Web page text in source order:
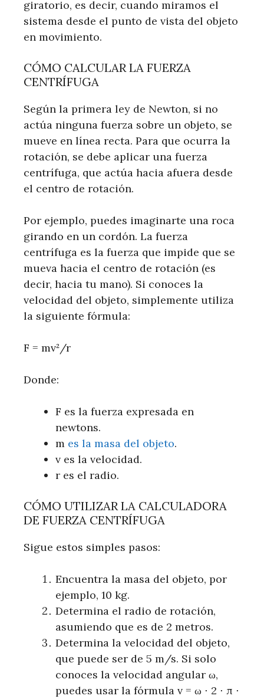
giratorio, es decir, cuando miramos el
sistema desde el punto de vista del objeto
en movimiento.
CÓMO CALCULAR LA FUERZA
CENTRÍFUGA
Según la primera ley de Newton, si no
actúa ninguna fuerza sobre un objeto, se
mueve en línea recta. Para que ocurra la
rotación, se debe aplicar una fuerza
centrífuga, que actúa hacia afuera desde
el centro de rotación.
Por ejemplo, puedes imaginarte una roca
girando en un cordón. La fuerza
centrífuga es la fuerza que impide que se
mueva hacia el centro de rotación (es
decir, hacia tu mano). Si conoces la
velocidad del objeto, simplemente utiliza
la siguiente fórmula:
F = mv²/r
Donde:
F es la fuerza expresada en
newtons.
m es la masa del objeto.
v es la velocidad.
r es el radio.
CÓMO UTILIZAR LA CALCULADORA
DE FUERZA CENTRÍFUGA
Sigue estos simples pasos:
Encuentra la masa del objeto, por
ejemplo, 10 kg.
Determina el radio de rotación,
asumiendo que es de 2 metros.
Determina la velocidad del objeto,
que puede ser de 5 m/s. Si solo
conoces la velocidad angular ω,
puedes usar la fórmula v = ω ⋅ 2 ⋅ π ⋅